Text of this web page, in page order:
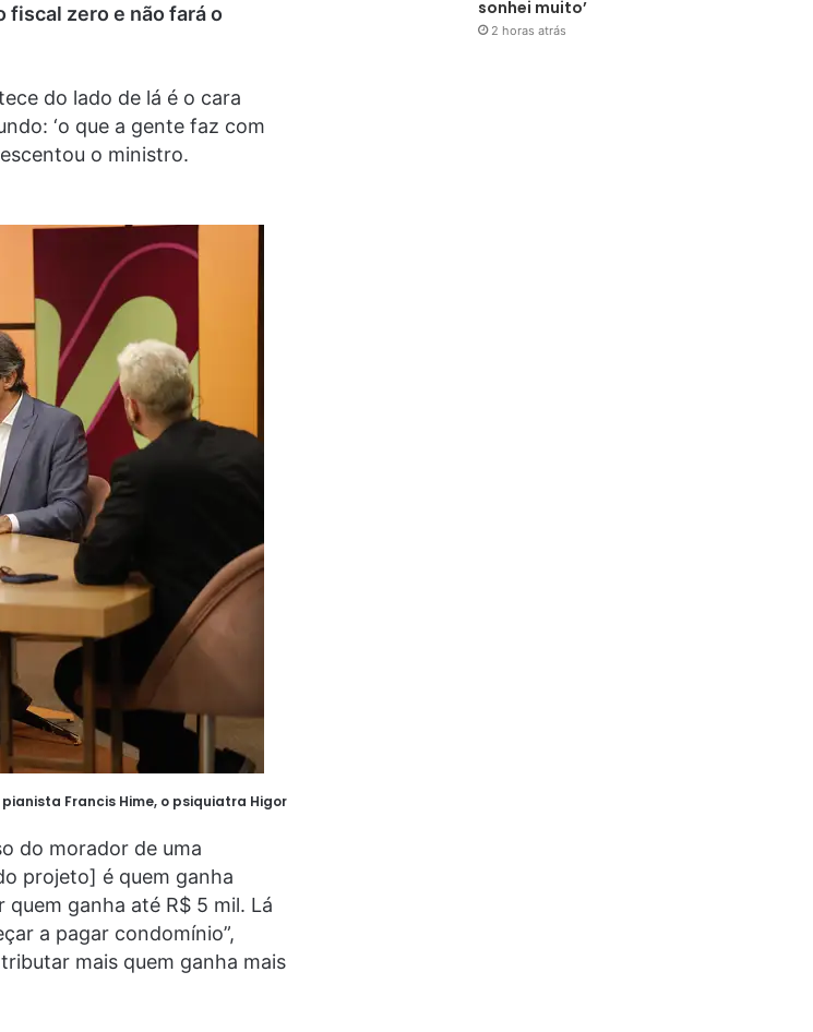
zero e não fará o
do lado de lá é o cara
‘o que a gente faz com
o ministro.
Francis Hime, o psiquiatra Higor
do morador de uma
projeto] é quem ganha
ganha até R$ 5 mil. Lá
a pagar condomínio”,
mais quem ganha mais
sonhei muito’
2 horas atrás